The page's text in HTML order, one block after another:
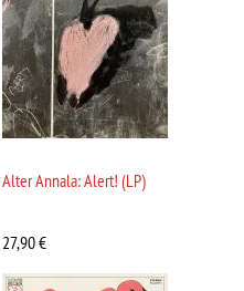
Alter Annala: Alert! (LP)
27,90€